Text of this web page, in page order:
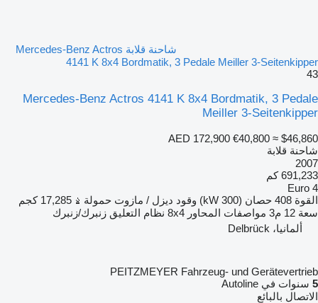
شاحنة قلابة Mercedes-Benz Actros
4141 K 8x4 Bordmatik, 3 Pedale Meiller 3-Seitenkipper
43
Mercedes-Benz Actros 4141 K 8x4 Bordmatik, 3 Pedale
Meiller 3-Seitenkipper
AED 172,900 €40,800 ≈ $46,860
شاحنة قلابة
2007
691,233 كم
Euro 4
القوة 408 حصان (300 kW) وقود ديزل / مازوت حمولة
17,285 كجم
سعة 12 م3 مواصفات المحاور 8x4 نظام التعليق زنبرك/زنبرك
ألمانيا، Delbrück
PEITZMEYER Fahrzeug- und Gerätevertrieb
5 سنوات في Autoline
الاتصال بالبائع